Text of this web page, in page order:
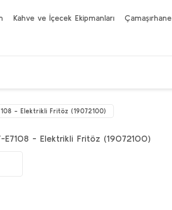
Kahve ve İçecek Ekipmanları Çamaşırhane
- Elektrikli Fritöz (19072100)
E7108 - Elektrikli Fritöz (19072100)